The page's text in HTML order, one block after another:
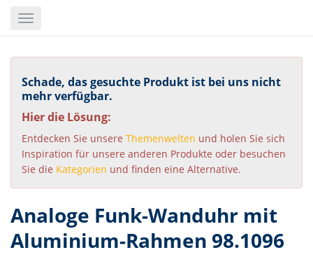
content
Toggle
Schade, das gesuchte Produkt ist bei uns nicht
mehr verfügbar.
Hier die Lösung:
Entdecken Sie unsere Themenwelten und holen Sie sich
Inspiration für unsere anderen Produkte oder besuchen
Sie die Kategorien und finden eine Alternative.
Analoge Funk-Wanduhr mit
Aluminium-Rahmen 98.1096